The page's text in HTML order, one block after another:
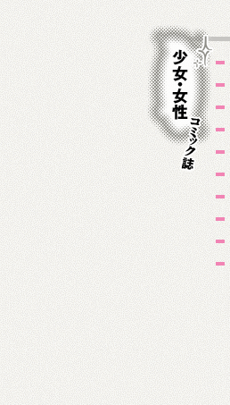
少女・女性コ
ミック誌